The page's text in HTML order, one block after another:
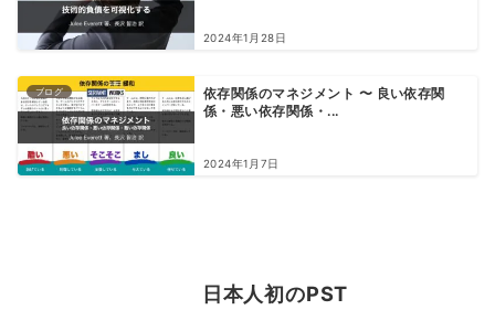
2024年1月28日
ブログ
依存関係のマネジメント 〜 良い依存関
係・悪い依存関係・...
2024年1月7日
日本人初のPST